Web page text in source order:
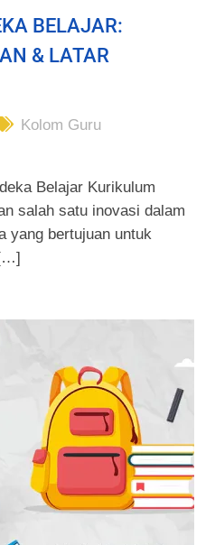
BELAJAR:
& LATAR
Kolom Guru
Belajar Kurikulum
salah satu inovasi dalam
yang bertujuan untuk